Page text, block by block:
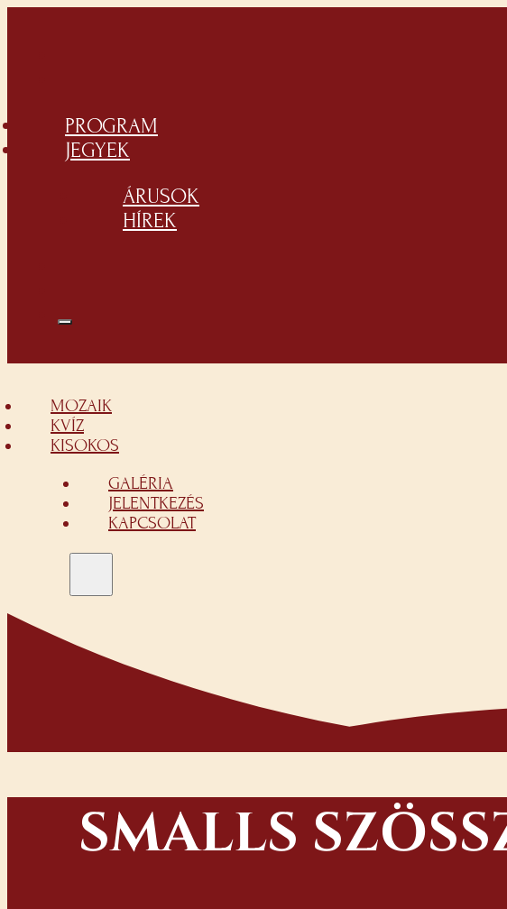
PROGRAM
JEGYEK
ÁRUSOK
HÍREK
MOZAIK
KVÍZ
KISOKOS
GALÉRIA
JELENTKEZÉS
KAPCSOLAT
SMALLS